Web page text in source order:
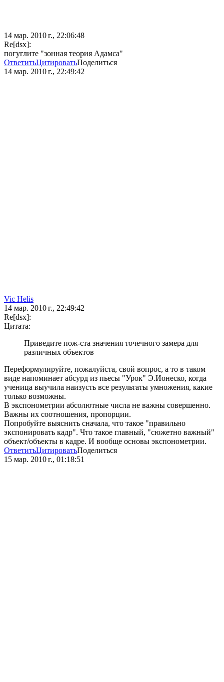
14 мар. 2010 г., 22:06:48
Re[dsx]:
погуглите "зонная теория Адамса"
ОтветитьЦитироватьПоделиться
14 мар. 2010 г., 22:49:42
Vic Hеlis
14 мар. 2010 г., 22:49:42
Re[dsx]:
Цитата:
Приведите пож-ста значения точечного замера для
различных объектов
Переформулируйте, пожалуйста, свой вопрос, а то в таком
виде напоминает абсурд из пьесы "Урок" Э.Ионеско, когда
ученица выучила наизусть все результаты умножения, какие
только возможны.
В экспонометрии абсолютные числа не важны совершенно.
Важны их соотношения, пропорции.
Попробуйте выяснить сначала, что такое "правильно
экспонировать кадр". Что такое главный, "сюжетно важный"
объект/объекты в кадре. И вообще основы экспонометрии.
ОтветитьЦитироватьПоделиться
15 мар. 2010 г., 01:18:51